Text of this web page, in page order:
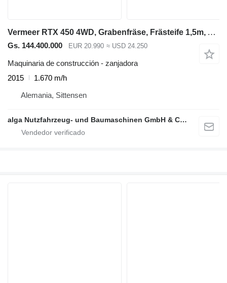
Vermeer RTX 450 4WD, Grabenfräse, Frästeife 1,5m, Allrad
Gs. 144.400.000 EUR 20.990 ≈ USD 24.250
Maquinaria de construcción - zanjadora
2015
1.670 m/h
Alemania, Sittensen
alga Nutzfahrzeug- und Baumaschinen GmbH & Co. KG